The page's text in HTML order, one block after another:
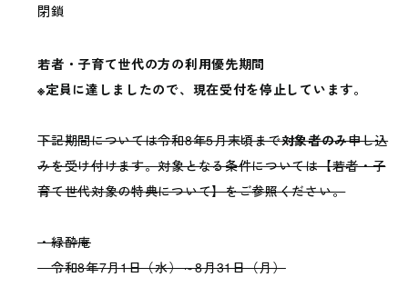
閉鎖
若者・子育て世代の方の利用優先期間
※定員に達しましたので、現在受付を停止しています。
下記期間については令和8年5月末頃まで対象者のみ申し込
みを受け付けます。対象となる条件については【若者・子
育て世代対象の特典について】をご参照ください。
・緑酔庵
令和8年7月1日（水）～8月31日（月）